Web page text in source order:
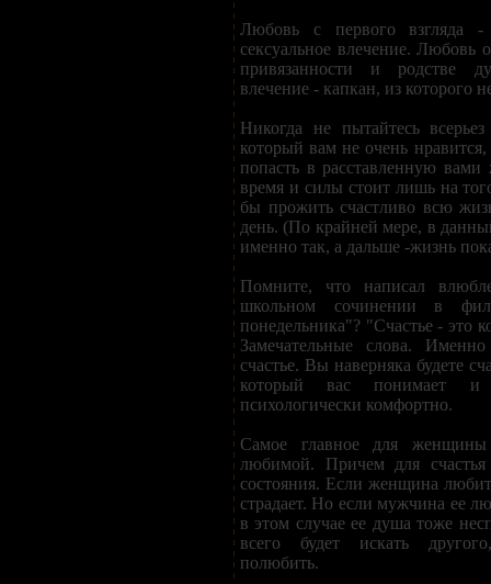
Любовь с первого взгляда
сексуальное влечение. Любовь
привязанности и родстве
влечение - капкан, из которого
Никогда не пытайтесь
который вам не очень
попасть в расставленную вами
время и силы стоит лишь на
бы прожить счастливо всю
день. (По крайней мере, в
именно так, а дальше -жизнь
Помните, что написал
школьном сочинении в
понедельника"? "Счастье - это
Замечательные слова.
счастье. Вы наверняка будете
который вас понимает
психологически комфортно.
Самое главное для
любимой. Причем для
состояния. Если женщина
страдает. Но если мужчина ее
в этом случае ее душа тоже
всего будет искать
полюбить.